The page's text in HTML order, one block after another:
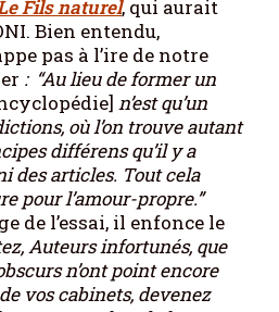
Fils naturel, qui aurait
Bien entendu,
pas à l’ire de notre
: “Au lieu de former un
n’est qu’un
où l’on trouve autant
différens qu’il y a
des articles. Tout cela
pour l’amour-propre.”
de l’essai, il enfonce le
Auteurs infortunés, que
n’ont point encore
vos cabinets, devenez